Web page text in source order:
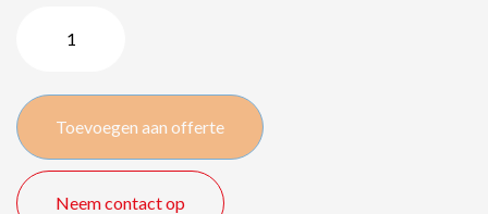
/
8500
quantity
Toevoegen aan offerte
Neem contact op